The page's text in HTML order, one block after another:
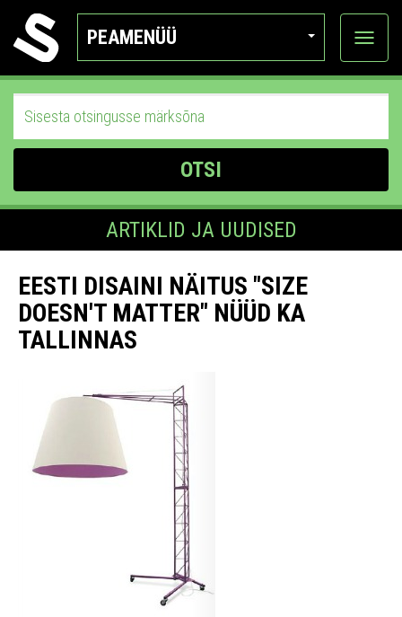
PEAMENÜÜ
Ava
OTSI
ARTIKLID JA UUDISED
EESTI DISAINI NÄITUS "SIZE
DOESN'T MATTER" NÜÜD KA
TALLINNAS